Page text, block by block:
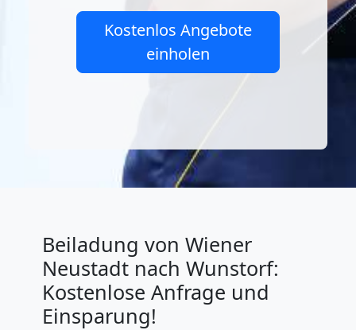
Kostenlos Angebote
einholen
Beiladung von Wiener
Neustadt nach Wunstorf:
Kostenlose Anfrage und
Einsparung!